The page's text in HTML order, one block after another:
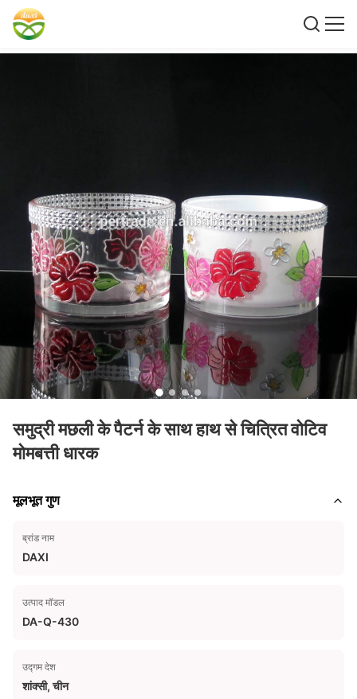
समुद्री मछली के पैटर्न के साथ हाथ से चित्रित वोटिव
मोमबत्ती धारक
मूलभूत गुण
ब्रांड नाम
DAXI
उत्पाद मॉडल
DA-Q-430
उद्गम देश
शांक्सी, चीन